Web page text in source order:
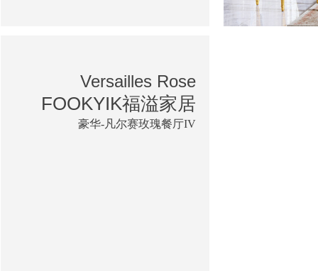
Versailles Rose
FOOKYIK福溢家居
豪华-凡尔赛玫瑰餐厅IV